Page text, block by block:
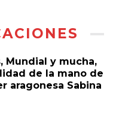
Mundial y mucha,
de la mano de
aragonesa Sabina